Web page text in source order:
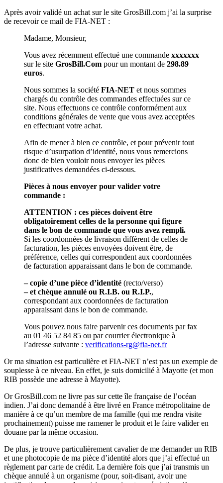
Après avoir validé un achat sur le site GrosBill.com j’ai la surprise
de recevoir ce mail de FIA-NET :
Madame, Monsieur,
Vous avez récemment effectué une commande xxxxxxx
sur le site GrosBill.Com pour un montant de 298.89
euros.
Nous sommes la société FIA-NET et nous sommes
chargés du contrôle des commandes effectuées sur ce
site. Nous effectuons ce contrôle conformément aux
conditions générales de vente que vous avez acceptées
en effectuant votre achat.
Afin de mener à bien ce contrôle, et pour prévenir tout
risque d’usurpation d’identité, nous vous remercions
donc de bien vouloir nous envoyer les pièces
justificatives demandées ci-dessous.
Pièces à nous envoyer pour valider votre
commande :
ATTENTION : ces pièces doivent être
obligatoirement celles de la personne qui figure
dans le bon de commande que vous avez rempli.
Si les coordonnées de livraison diffèrent de celles de
facturation, les pièces envoyées doivent être, de
préférence, celles qui correspondent aux coordonnées
de facturation apparaissant dans le bon de commande.
– copie d’une pièce d’identité (recto/verso)
– et chèque annulé ou R.I.B. ou R.I.P.,
correspondant aux coordonnées de facturation
apparaissant dans le bon de commande.
Vous pouvez nous faire parvenir ces documents par fax
au 01 46 52 84 85 ou par courrier électronique à
l’adresse suivante : verifications-rg@fia-net.fr
Or ma situation est particulière et FIA-NET n’est pas un exemple de
souplesse à ce niveau. En effet, je suis domicilié à Mayotte (et mon
RIB possède une adresse à Mayotte).
Or GrosBill.com ne livre pas sur cette île française de l’océan
indien. J’ai donc demandé à être livré en France métropolitaine de
manière à ce qu’un membre de ma famille (qui me rendra visite
prochainement) puisse me ramener le produit et le faire valider en
douane par la même occasion.
De plus, je trouve particulièrement cavalier de me demander un RIB
et une photocopie de ma pièce d’identité alors que j’ai effectué un
règlement par carte de crédit. La dernière fois que j’ai transmis un
chèque annulé à un organisme (pour, soit-disant, avoir une